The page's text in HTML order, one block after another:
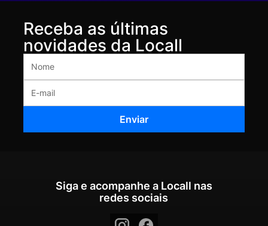
Receba as últimas
novidades da Locall
Siga e acompanhe a Locall nas
redes sociais